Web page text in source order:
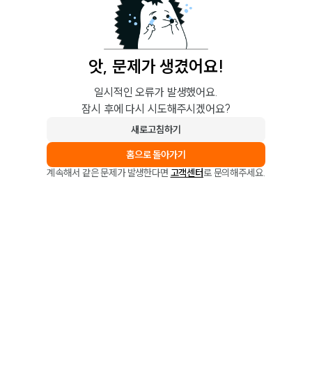
앗, 문제가 생겼어요!
일시적인 오류가 발생했어요.
잠시 후에 다시 시도해주시겠어요?
새로고침하기
홈으로 돌아가기
계속해서 같은 문제가 발생한다면 고객센터로 문의해주세요.